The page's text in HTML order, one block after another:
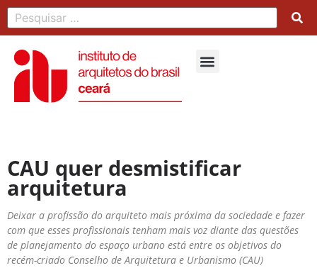
CAU quer desmistificar
arquitetura
Deixar a profissão do arquiteto mais próxima da sociedade e fazer
com que esses profissionais tenham mais voz diante das questões
de planejamento do espaço urbano está entre os objetivos do
recém-criado Conselho de Arquitetura e Urbanismo (CAU)